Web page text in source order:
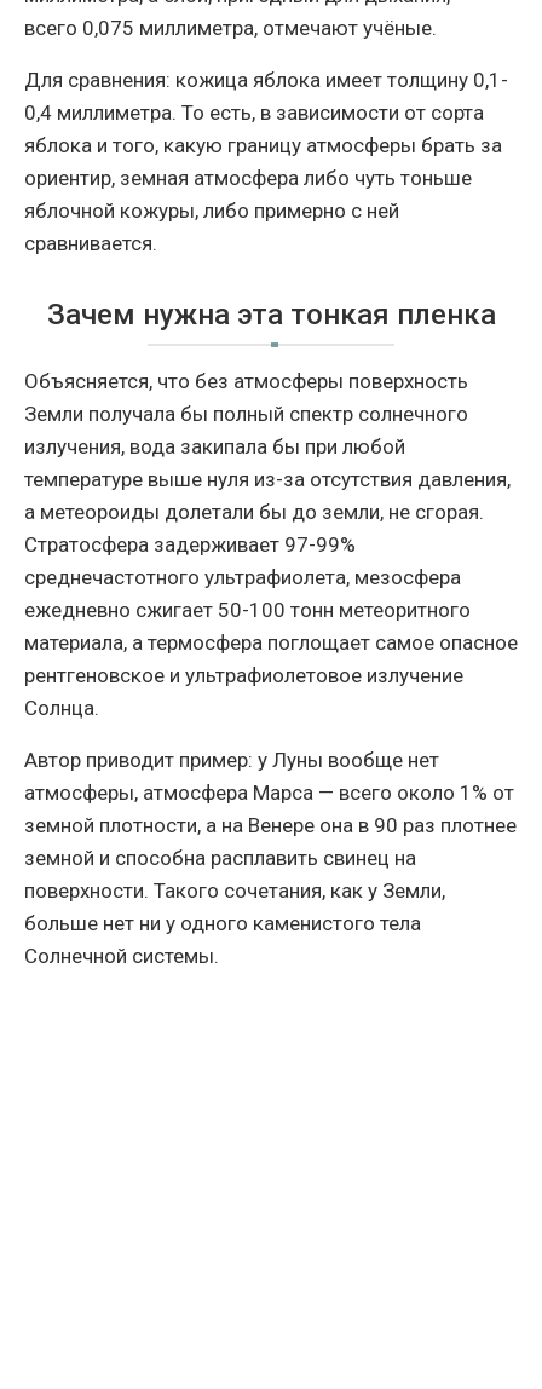
всего 0,075 миллиметра, отмечают учёные.
Для сравнения: кожица яблока имеет толщину 0,1-
0,4 миллиметра. То есть, в зависимости от сорта
яблока и того, какую границу атмосферы брать за
ориентир, земная атмосфера либо чуть тоньше
яблочной кожуры, либо примерно с ней
сравнивается.
Зачем нужна эта тонкая пленка
Объясняется, что без атмосферы поверхность
Земли получала бы полный спектр солнечного
излучения, вода закипала бы при любой
температуре выше нуля из-за отсутствия давления,
а метеороиды долетали бы до земли, не сгорая.
Стратосфера задерживает 97-99%
среднечастотного ультрафиолета, мезосфера
ежедневно сжигает 50-100 тонн метеоритного
материала, а термосфера поглощает самое опасное
рентгеновское и ультрафиолетовое излучение
Солнца.
Автор приводит пример: у Луны вообще нет
атмосферы, атмосфера Марса — всего около 1% от
земной плотности, а на Венере она в 90 раз плотнее
земной и способна расплавить свинец на
поверхности. Такого сочетания, как у Земли,
больше нет ни у одного каменистого тела
Солнечной системы.